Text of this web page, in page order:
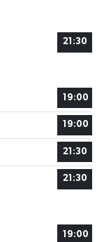
21:30
19:00
19:00
21:30
21:30
19:00